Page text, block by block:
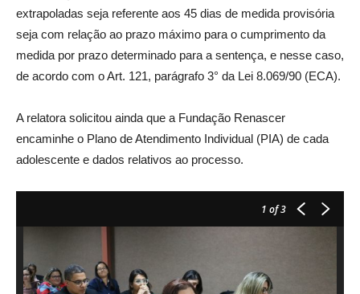
extrapoladas seja referente aos 45 dias de medida provisória
seja com relação ao prazo máximo para o cumprimento da
medida por prazo determinado para a sentença, e nesse caso,
de acordo com o Art. 121, parágrafo 3° da Lei 8.069/90 (ECA).
A relatora solicitou ainda que a Fundação Renascer
encaminhe o Plano de Atendimento Individual (PIA) de cada
adolescente e dados relativos ao processo.
1 of 3